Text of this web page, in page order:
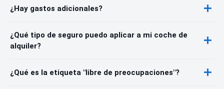
¿Hay gastos adicionales?
¿Qué tipo de seguro puedo aplicar a mi coche de
alquiler?
¿Qué es la etiqueta "libre de preocupaciones"?